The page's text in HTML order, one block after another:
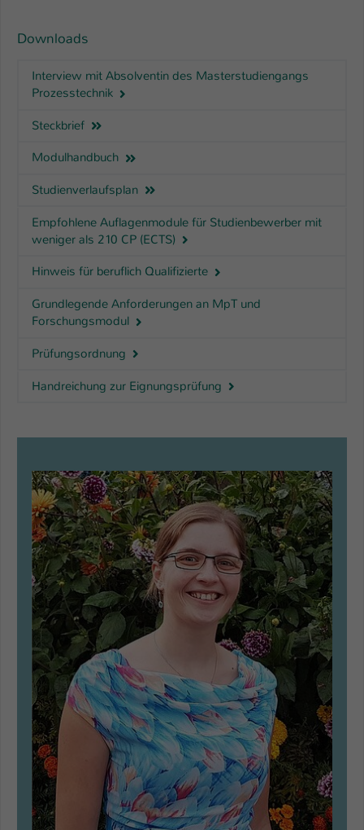
Downloads
Interview mit Absolventin des Masterstudiengangs
Prozesstechnik
Steckbrief
Modulhandbuch
Studienverlaufsplan
Empfohlene Auflagenmodule für Studienbewerber mit
weniger als 210 CP (ECTS)
Hinweis für beruflich Qualifizierte
Grundlegende Anforderungen an MpT und
Forschungsmodul
Prüfungsordnung
Handreichung zur Eignungsprüfung